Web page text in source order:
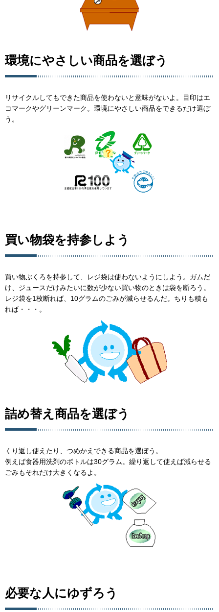
環境にやさしい商品を選ぼう
リサイクルしてもできた商品を使わないと意味がないよ。目印はエ
コマークやグリーンマーク。環境にやさしい商品をできるだけ選ぼ
う。
買い物袋を持参しよう
買い物ぶくろを持参して、レジ袋は使わないようにしよう。ガムだ
け、ジュースだけみたいに数が少ない買い物のときは袋を断ろう。
レジ袋を1枚断れば、10グラムのごみが減らせるんだ。ちりも積も
れば・・・。
詰め替え商品を選ぼう
くり返し使えたり、つめかえできる商品を選ぼう。
例えば食器用洗剤のボトルは30グラム。繰り返して使えば減らせる
ごみもそれだけ大きくなるよ。
必要な人にゆずろう